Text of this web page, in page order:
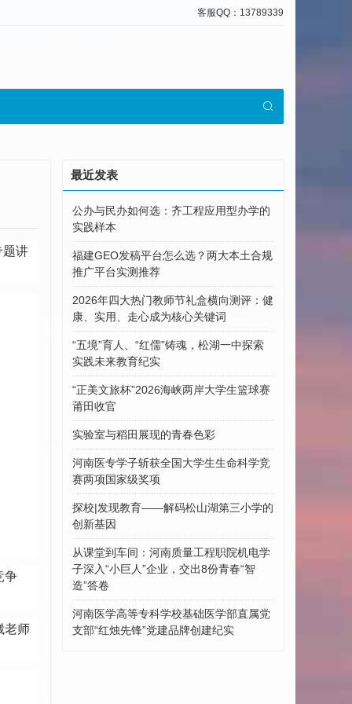
客服QQ：13789339
题讲
争
老师
最近发表
公办与民办如何选：齐工程应用型办学的
实践样本
福建GEO发稿平台怎么选？两大本土合规
推广平台实测推荐
2026年四大热门教师节礼盒横向测评：健
康、实用、走心成为核心关键词
“五境”育人、“红儒”铸魂，松湖一中探索
实践未来教育纪实
“正美文旅杯”​2026海峡两岸大学生篮球赛
莆田收官
实验室与稻田展现的青春色彩
河南医专学子斩获全国大学生生命科学竞
赛两项国家级奖项
探校|发现教育——解码松山湖第三小学的
创新基因
从课堂到车间：河南质量工程职院机电学
子深入“小巨人”企业，交出8份青春“智
造”答卷
河南医学高等专科学校基础医学部直属党
支部“红烛先锋”党建品牌创建纪实